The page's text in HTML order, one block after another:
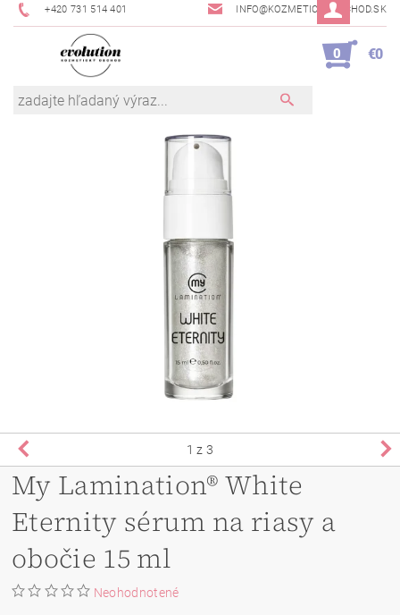
+420 731 514 401 INFO@KOZMETICKYOBCHOD.SK
0 €0
1 z 3
My Lamination® White
Eternity sérum na riasy a
obočie 15 ml
Neohodnotené